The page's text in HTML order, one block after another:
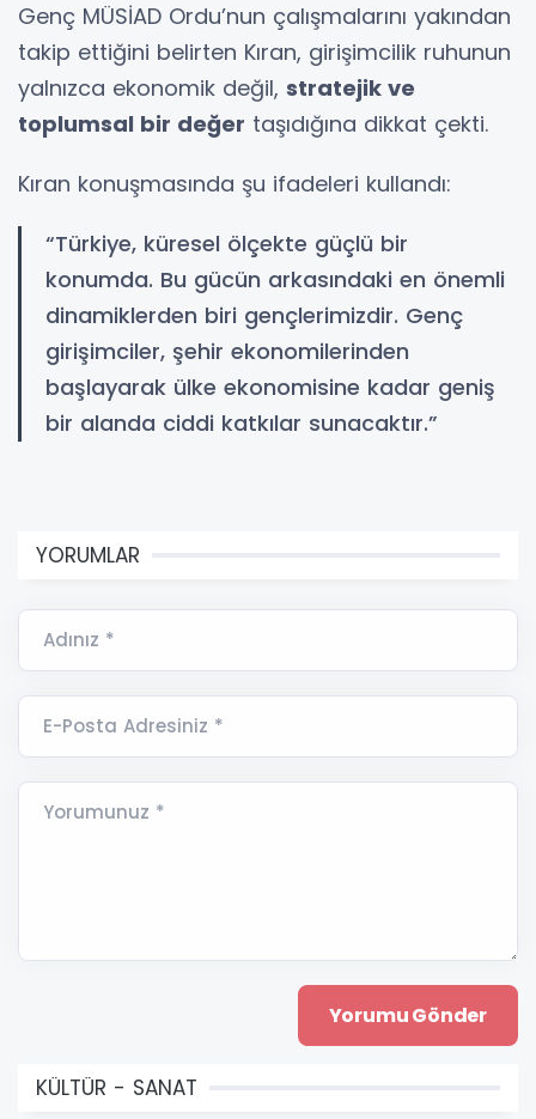
Genç MÜSİAD Ordu’nun çalışmalarını yakından
takip ettiğini belirten Kıran, girişimcilik ruhunun
yalnızca ekonomik değil, stratejik ve
toplumsal bir değer taşıdığına dikkat çekti.
Kıran konuşmasında şu ifadeleri kullandı:
“Türkiye, küresel ölçekte güçlü bir
konumda. Bu gücün arkasındaki en önemli
dinamiklerden biri gençlerimizdir. Genç
girişimciler, şehir ekonomilerinden
başlayarak ülke ekonomisine kadar geniş
bir alanda ciddi katkılar sunacaktır.”
YORUMLAR
Adınız *
E-Posta Adresiniz *
Yorumunuz *
KÜLTÜR - SANAT